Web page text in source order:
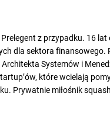
z przypadku. 16
dla sektora finansowego.
Systemów i
które wcielają
Prywatnie miłośnik